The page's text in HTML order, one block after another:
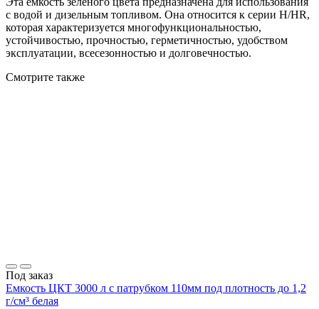
с водой и дизельным топливом. Она относится к серии H/HR,
которая характеризуется многофункциональностью,
устойчивостью, прочностью, герметичностью, удобством
эксплуатации, всесезонностью и долговечностью.
Смотрите также
Под заказ
Емкость ЦКТ 3000 л с патрубком 110мм под плотность до 1,2
г/см³ белая